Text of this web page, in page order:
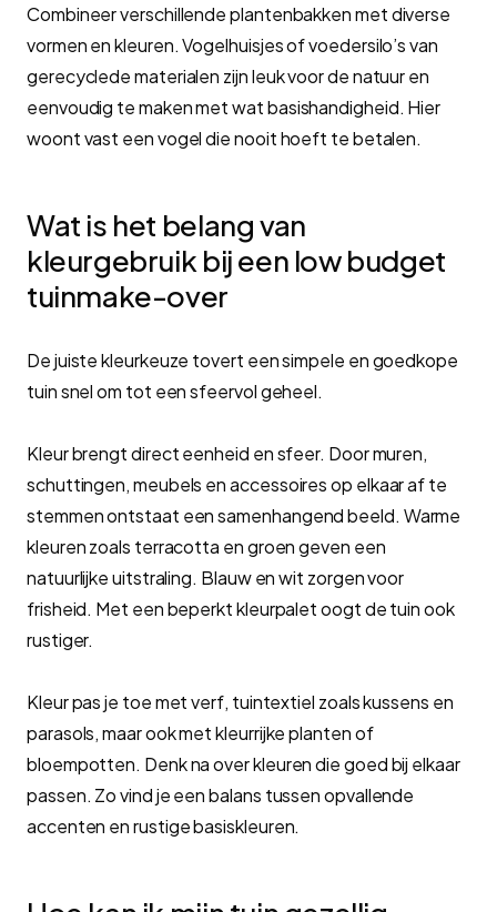
Combineer verschillende plantenbakken met diverse
vormen en kleuren. Vogelhuisjes of voedersilo’s van
gerecyclede materialen zijn leuk voor de natuur en
eenvoudig te maken met wat basishandigheid. Hier
woont vast een vogel die nooit hoeft te betalen.
Wat is het belang van
kleurgebruik bij een low budget
tuinmake-over
De juiste kleurkeuze tovert een simpele en goedkope
tuin snel om tot een sfeervol geheel.
Kleur brengt direct eenheid en sfeer. Door muren,
schuttingen, meubels en accessoires op elkaar af te
stemmen ontstaat een samenhangend beeld. Warme
kleuren zoals terracotta en groen geven een
natuurlijke uitstraling. Blauw en wit zorgen voor
frisheid. Met een beperkt kleurpalet oogt de tuin ook
rustiger.
Kleur pas je toe met verf, tuintextiel zoals kussens en
parasols, maar ook met kleurrijke planten of
bloempotten. Denk na over kleuren die goed bij elkaar
passen. Zo vind je een balans tussen opvallende
accenten en rustige basiskleuren.